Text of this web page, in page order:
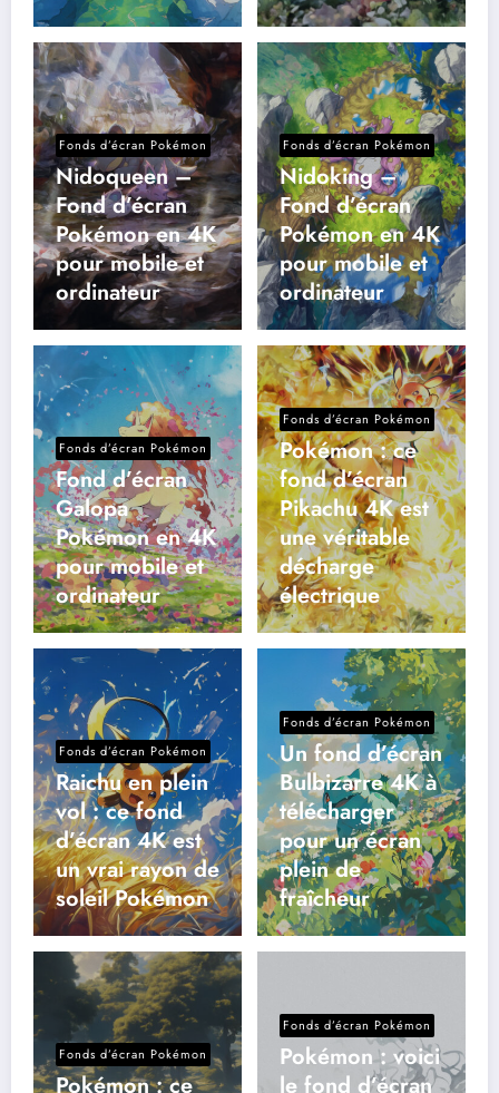
Fonds d’écran Pokémon
Nidoqueen –
Fond d’écran
Pokémon en 4K
pour mobile et
ordinateur
Fonds d’écran Pokémon
Nidoking –
Fond d’écran
Pokémon en 4K
pour mobile et
ordinateur
Fonds d’écran Pokémon
Fond d’écran
Galopa
Pokémon en 4K
pour mobile et
ordinateur
Fonds d’écran Pokémon
Pokémon : ce
fond d’écran
Pikachu 4K est
une véritable
décharge
électrique
Fonds d’écran Pokémon
Raichu en plein
vol : ce fond
d’écran 4K est
un vrai rayon de
soleil Pokémon
Fonds d’écran Pokémon
Un fond d’écran
Bulbizarre 4K à
télécharger
pour un écran
plein de
fraîcheur
Fonds d’écran Pokémon
Pokémon : ce
Fonds d’écran Pokémon
Pokémon : voici
le fond d’écran